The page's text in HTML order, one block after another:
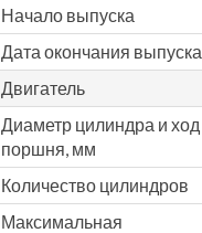
Начало выпуска
Дата окончания выпуска
Двигатель
Диаметр цилиндра и ход
поршня, мм
Количество цилиндров
Максимальная